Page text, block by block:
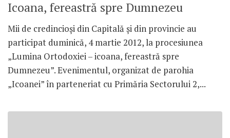
Icoana, fereastră spre Dumnezeu
Mii de credincioşi din Capitală şi din provincie au
participat duminică, 4 martie 2012, la procesiunea
„Lumina Ortodoxiei – icoana, fereastră spre
Dumnezeu”. Evenimentul, organizat de parohia
„Icoanei” în parteneriat cu Primăria Sectorului 2,...